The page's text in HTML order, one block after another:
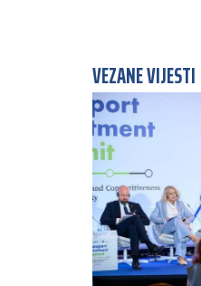
VEZANE VIJESTI